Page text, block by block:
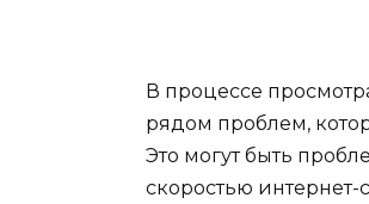
В процессе
рядом проблем,
Это могут быть
скоростью